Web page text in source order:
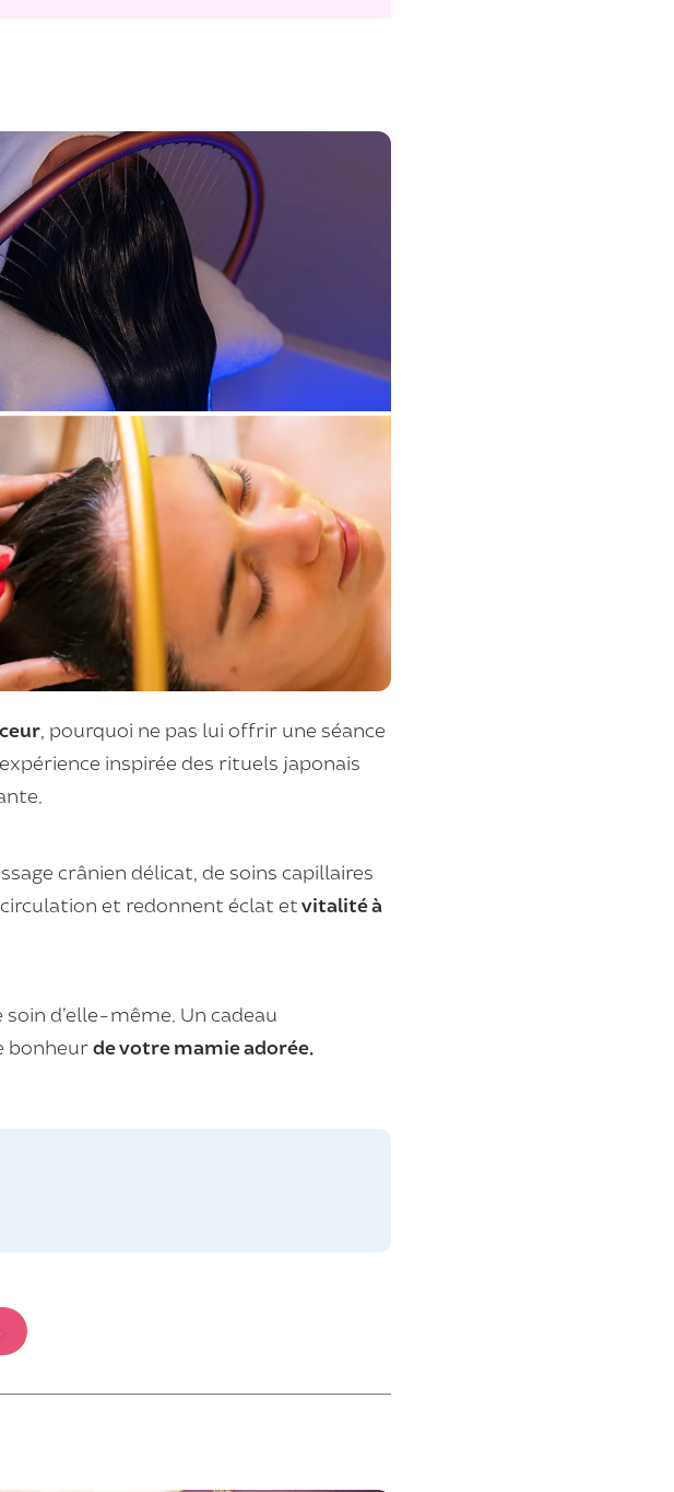
, pourquoi ne pas lui offrir une séance
inspirée des rituels japonais
crânien délicat, de soins capillaires
et redonnent éclat etvitalité à
d’elle-même. Un cadeau
bonheurde votre mamie adorée.